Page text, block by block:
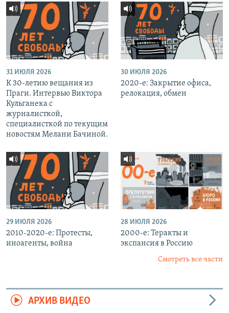
31 ИЮЛЯ 2026
К 30-летию вещания из
Праги. Интервью Виктора
Кульганека с
журналисткой,
специалисткой по текущим
новостям Мелани Бачиной.
30 ИЮЛЯ 2026
2020-е: Закрытие офиса,
релокация, обмен
29 ИЮЛЯ 2026
2010-2020-е: Протесты,
иноагенты, война
28 ИЮЛЯ 2026
2000-е: Теракты и
экспансия в Россию
Смотреть все части
АРХИВ ВИДЕО